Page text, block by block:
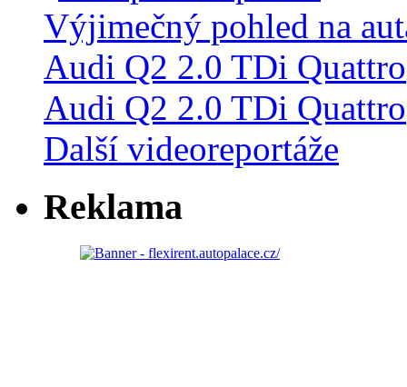
Audi Q2 2.0 TDi Quattro
Další videoreportáže
Reklama